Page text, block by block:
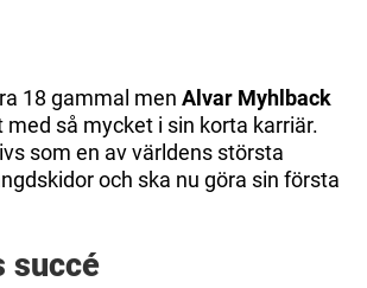
18 gammal men Alvar Myhlback
med så mycket i sin korta karriär.
som en av världens största
och ska nu göra sin första
succé